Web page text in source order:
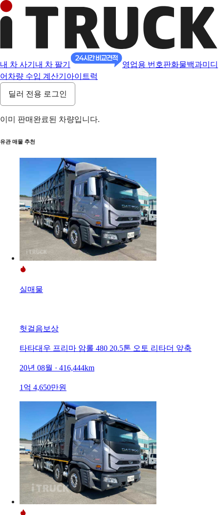
내 차 사기 내 차 팔기 영업용 번호판화물백과미디
어 차량 수입 계산기 아이트럭
딜러 전용 로그인
이미 판매완료된 차량입니다.
유관 매물 추천
실매물
헛걸음보상
타타대우 프리마 암롤 480 20.5톤 오토 리타더 앞축
20년 08월 · 416,444km
1억 4,650만원